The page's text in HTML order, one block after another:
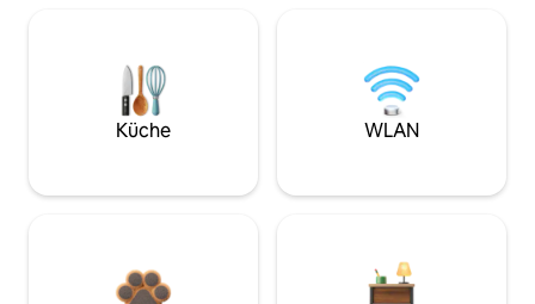
Küche WLAN